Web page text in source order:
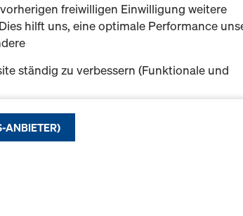
Hilfe bei Ihrer Bestellung?
freiwilligen Einwilligung weitere
hilft uns, eine optimale Performance
ständig zu verbessern (Funktionale und
Cookies) oder
auf bestimmten Plattformen zu schalten
US-Anbieter)" klicken, stimmen Sie der
zu. Indem Sie auf "Ausgewählte
ANBIETER)